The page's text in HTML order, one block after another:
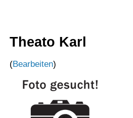
Theato Karl
(Bearbeiten)